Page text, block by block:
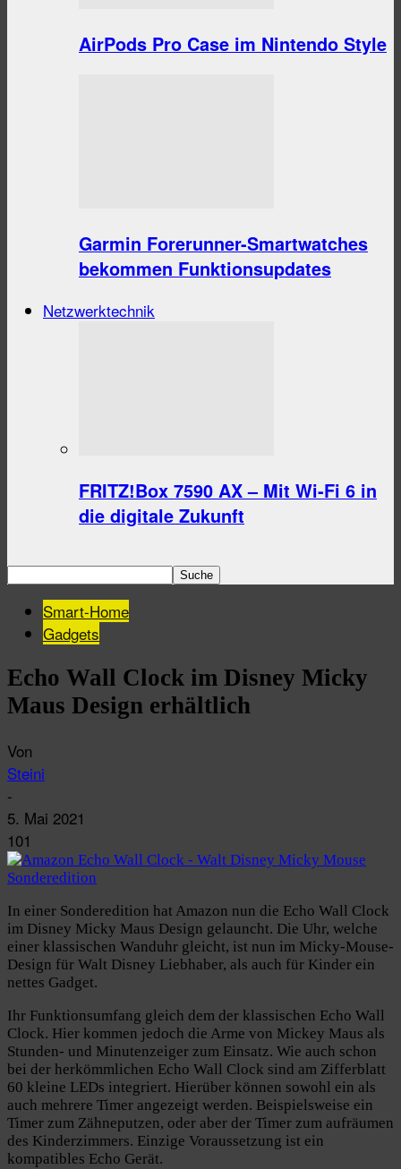
AirPods Pro Case im Nintendo Style
Garmin Forerunner-Smartwatches
bekommen Funktionsupdates
Netzwerktechnik
FRITZ!Box 7590 AX – Mit Wi-Fi 6 in
die digitale Zukunft
Smart-Home
Gadgets
Echo Wall Clock im Disney Micky
Maus Design erhältlich
Von
Steini
-
5. Mai 2021
101
In einer Sonderedition hat Amazon nun die Echo Wall Clock
im Disney Micky Maus Design gelauncht. Die Uhr, welche
einer klassischen Wanduhr gleicht, ist nun im Micky-Mouse-
Design für Walt Disney Liebhaber, als auch für Kinder ein
nettes Gadget.
Ihr Funktionsumfang gleich dem der klassischen Echo Wall
Clock. Hier kommen jedoch die Arme von Mickey Maus als
Stunden- und Minutenzeiger zum Einsatz. Wie auch schon
bei der herkömmlichen Echo Wall Clock sind am Zifferblatt
60 kleine LEDs integriert. Hierüber können sowohl ein als
auch mehrere Timer angezeigt werden. Beispielsweise ein
Timer zum Zähneputzen, oder aber der Timer zum aufräumen
des Kinderzimmers. Einzige Voraussetzung ist ein
kompatibles Echo Gerät.